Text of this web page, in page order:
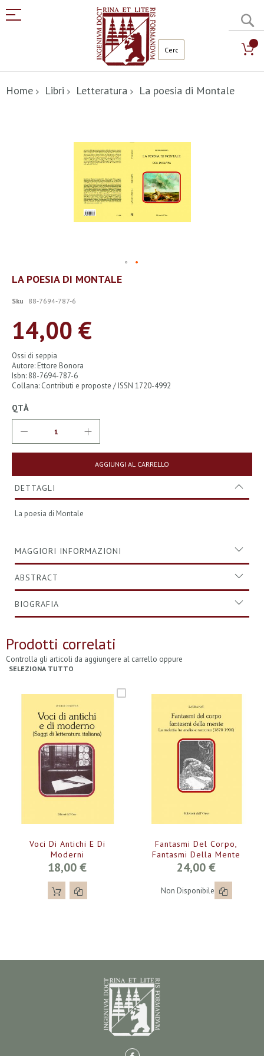
al
contenuto
Home Libri Letteratura La poesia di Montale
Vai
all'inizio
galleria
immagini
LA POESIA DI MONTALE
Sku 88-7694-787-6
14,00 €
Ossi di seppia
Autore: Ettore Bonora
Isbn: 88-7694-787-6
Collana: Contributi e proposte / ISSN 1720-4992
QTÀ
AGGIUNGI AL CARRELLO
DETTAGLI
La poesia di Montale
MAGGIORI INFORMAZIONI
ABSTRACT
BIOGRAFIA
Prodotti correlati
Controlla gli articoli da aggiungere al carrello oppure
SELEZIONA TUTTO
Voci Di Antichi E Di
Moderni
18,00 €
Fantasmi Del Corpo,
Fantasmi Della Mente
24,00 €
Non Disponibile